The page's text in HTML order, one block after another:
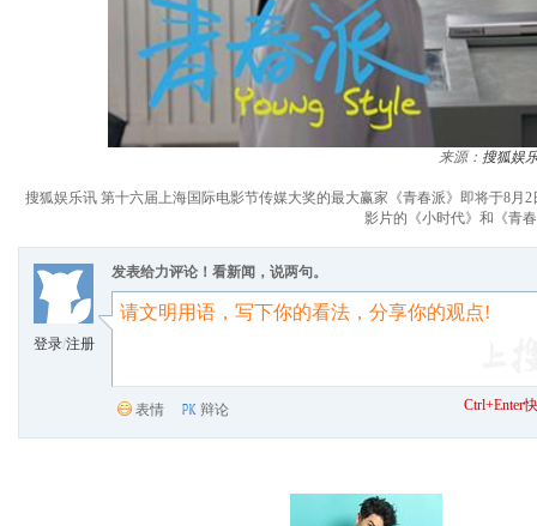
来源： 搜狐娱
搜狐娱乐讯 第十六届上海国际电影节传媒大奖的最大赢家《青春派》即将于8
影片的《小时代》和《青
登录/注册
发表给力评论！看新闻，说两句。
表情 辩论 Ctrl+Enter